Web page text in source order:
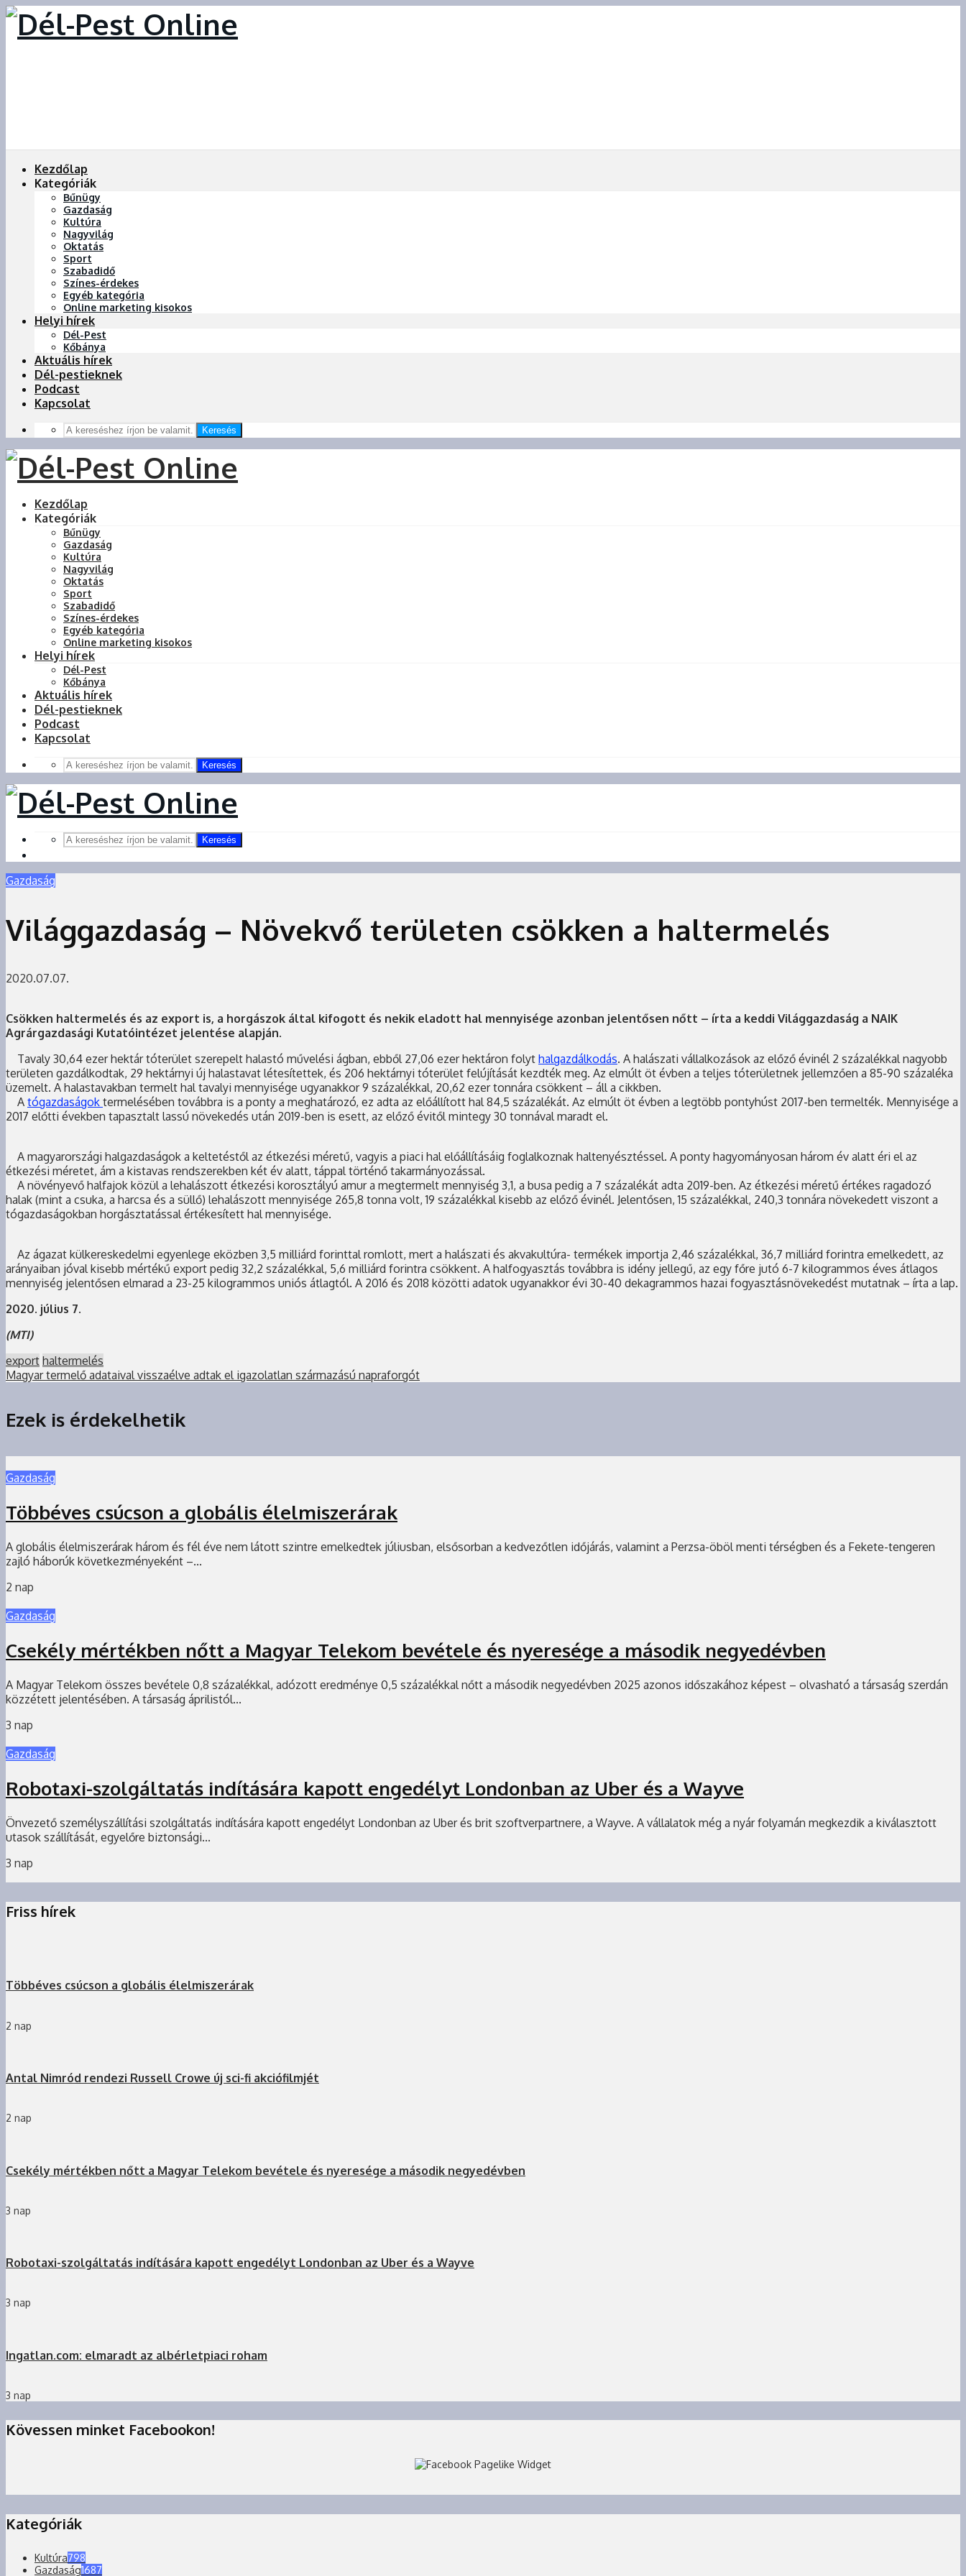
Kezdőlap
Kategóriák
Bűnügy
Gazdaság
Kultúra
Nagyvilág
Oktatás
Sport
Szabadidő
Színes-érdekes
Egyéb kategória
Online marketing kisokos
Helyi hírek
Dél-Pest
Kőbánya
Aktuális hírek
Dél-pestieknek
Podcast
Kapcsolat
Keresés
Kezdőlap
Kategóriák
Bűnügy
Gazdaság
Kultúra
Nagyvilág
Oktatás
Sport
Szabadidő
Színes-érdekes
Egyéb kategória
Online marketing kisokos
Helyi hírek
Dél-Pest
Kőbánya
Aktuális hírek
Dél-pestieknek
Podcast
Kapcsolat
Keresés
Keresés
Gazdaság
Világgazdaság – Növekvő területen csökken a haltermelés
2020.07.07.
Csökken haltermelés és az export is, a horgászok által kifogott és nekik eladott hal mennyisége azonban jelentősen nőtt – írta a keddi Világgazdaság a NAIK
Agrárgazdasági Kutatóintézet jelentése alapján.
Tavaly 30,64 ezer hektár tóterület szerepelt halastó művelési ágban, ebből 27,06 ezer hektáron folyt halgazdálkodás. A halászati vállalkozások az előző évinél 2 százalékkal nagyobb
területen gazdálkodtak, 29 hektárnyi új halastavat létesítettek, és 206 hektárnyi tóterület felújítását kezdték meg. Az elmúlt öt évben a teljes tóterületnek jellemzően a 85-90 százaléka
üzemelt. A halastavakban termelt hal tavalyi mennyisége ugyanakkor 9 százalékkal, 20,62 ezer tonnára csökkent – áll a cikkben.
A tógazdaságok termelésében továbbra is a ponty a meghatározó, ez adta az előállított hal 84,5 százalékát. Az elmúlt öt évben a legtöbb pontyhúst 2017-ben termelték. Mennyisége a
2017 előtti években tapasztalt lassú növekedés után 2019-ben is esett, az előző évitől mintegy 30 tonnával maradt el.
A magyarországi halgazdaságok a keltetéstől az étkezési méretű, vagyis a piaci hal előállításáig foglalkoznak haltenyésztéssel. A ponty hagyományosan három év alatt éri el az
étkezési méretet, ám a kistavas rendszerekben két év alatt, táppal történő takarmányozással.
A növényevő halfajok közül a lehalászott étkezési korosztályú amur a megtermelt mennyiség 3,1, a busa pedig a 7 százalékát adta 2019-ben. Az étkezési méretű értékes ragadozó
halak (mint a csuka, a harcsa és a süllő) lehalászott mennyisége 265,8 tonna volt, 19 százalékkal kisebb az előző évinél. Jelentősen, 15 százalékkal, 240,3 tonnára növekedett viszont a
tógazdaságokban horgásztatással értékesített hal mennyisége.
Az ágazat külkereskedelmi egyenlege eközben 3,5 milliárd forinttal romlott, mert a halászati és akvakultúra- termékek importja 2,46 százalékkal, 36,7 milliárd forintra emelkedett, az
arányaiban jóval kisebb mértékű export pedig 32,2 százalékkal, 5,6 milliárd forintra csökkent. A halfogyasztás továbbra is idény jellegű, az egy főre jutó 6-7 kilogrammos éves átlagos
mennyiség jelentősen elmarad a 23-25 kilogrammos uniós átlagtól. A 2016 és 2018 közötti adatok ugyanakkor évi 30-40 dekagrammos hazai fogyasztásnövekedést mutatnak – írta a lap.
2020. július 7.
(MTI)
export haltermelés
Magyar termelő adataival visszaélve adtak el igazolatlan származású napraforgót
Ezek is érdekelhetik
Gazdaság
Többéves csúcson a globális élelmiszerárak
A globális élelmiszerárak három és fél éve nem látott szintre emelkedtek júliusban, elsősorban a kedvezőtlen időjárás, valamint a Perzsa-öböl menti térségben és a Fekete-tengeren
zajló háborúk következményeként –...
2 nap
Gazdaság
Csekély mértékben nőtt a Magyar Telekom bevétele és nyeresége a második negyedévben
A Magyar Telekom összes bevétele 0,8 százalékkal, adózott eredménye 0,5 százalékkal nőtt a második negyedévben 2025 azonos időszakához képest – olvasható a társaság szerdán
közzétett jelentésében. A társaság áprilistól...
3 nap
Gazdaság
Robotaxi-szolgáltatás indítására kapott engedélyt Londonban az Uber és a Wayve
Önvezető személyszállítási szolgáltatás indítására kapott engedélyt Londonban az Uber és brit szoftverpartnere, a Wayve. A vállalatok még a nyár folyamán megkezdik a kiválasztott
utasok szállítását, egyelőre biztonsági...
3 nap
Friss hírek
Többéves csúcson a globális élelmiszerárak
2 nap
Antal Nimród rendezi Russell Crowe új sci-fi akciófilmjét
2 nap
Csekély mértékben nőtt a Magyar Telekom bevétele és nyeresége a második negyedévben
3 nap
Robotaxi-szolgáltatás indítására kapott engedélyt Londonban az Uber és a Wayve
3 nap
Ingatlan.com: elmaradt az albérletpiaci roham
3 nap
Kövessen minket Facebookon!
Kategóriák
Kultúra798
Gazdaság1687